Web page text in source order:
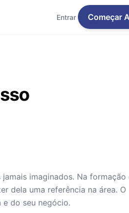
Entrar Começar
imaginados. Na formação
dela uma referência na área. O
do seu negócio.